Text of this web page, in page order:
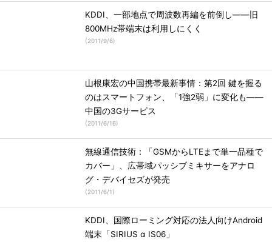
KDDI、一部地点で周波数再編を前倒し――旧
800MHz帯端末は利用しにくく
(2011/9/6)
山根康宏の中国携帯最新事情：第2回 鍵を握る
のはスマートフォン、「1強2弱」に変化も――
中国の3Gサービス
(2011/6/16)
無線通信技術：「GSMからLTEまで単一品種で
カバー」、広帯域パッシブミキサーをアナロ
グ・デバイセズが発売
(2011/6/1)
KDDI、国際ローミング対応の法人向けAndroid
端末「SIRIUS α IS06」